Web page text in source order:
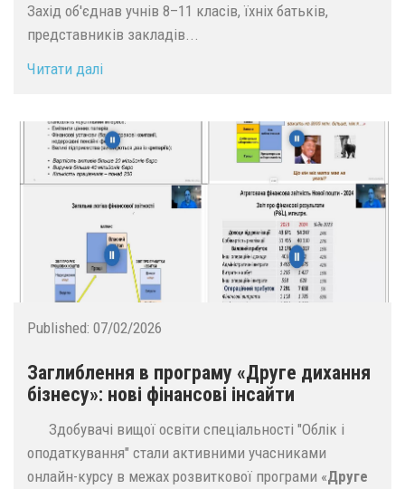
Захід об'єднав учнів 8–11 класів, їхніх батьків,
представників закладів...
Читати далі
Published: 07/02/2026
Заглиблення в програму «Друге дихання
бізнесу»: нові фінансові інсайти
Здобувачі вищої освіти спеціальності "Облік і
оподаткування" стали активними учасниками
онлайн-курсу в межах розвиткової програми «Друге